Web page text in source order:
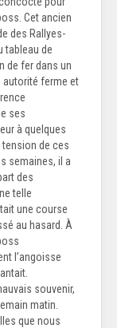
Cet ancien
des Rallyes-
tableau de
de fer dans un
autorité ferme et
ses
à quelques
tension de ces
semaines, il a
des
telle
une course
au hasard. À
l’angoisse
souvenir,
matin.
que nous